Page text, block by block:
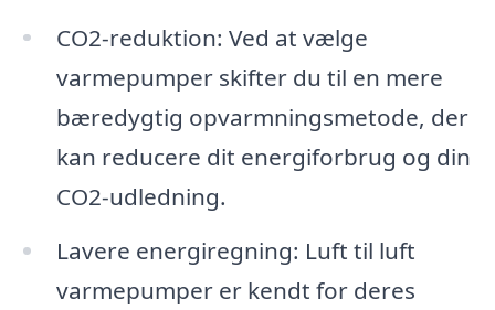
CO2-reduktion: Ved at vælge
varmepumper skifter du til en mere
bæredygtig opvarmningsmetode, der
kan reducere dit energiforbrug og din
CO2-udledning.
Lavere energiregning: Luft til luft
varmepumper er kendt for deres